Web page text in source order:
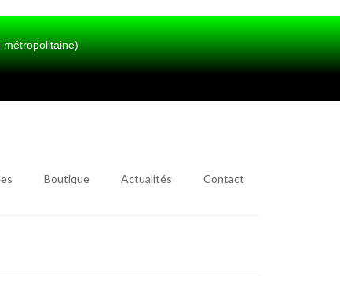
métropolitaine)
Boutique Actualités Contact